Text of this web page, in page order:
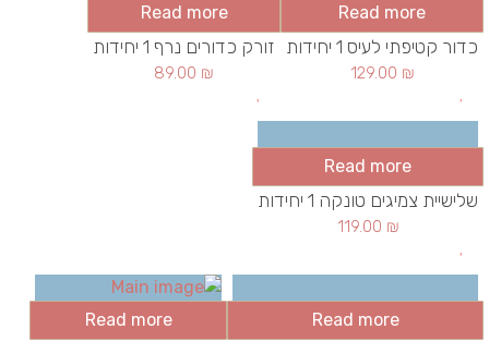
Read more
כדור קטיפתי לעיס 1 יחידות
129.00 ₪
Read more
זורק כדורים נרף 1 יחידות
89.00 ₪
Read more
שלישיית צמיגים טונקה 1 יחידות
119.00 ₪
Read more
Read more